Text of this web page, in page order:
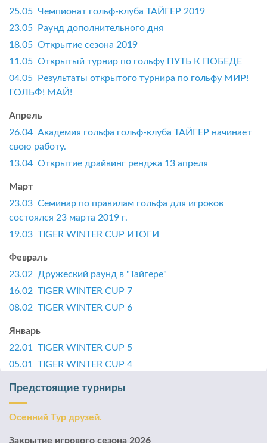
25.05 Чемпионат гольф-клуба ТАЙГЕР 2019
23.05 Раунд дополнительного дня
18.05 Открытие сезона 2019
11.05 Открытый турнир по гольфу ПУТЬ К ПОБЕДЕ
04.05 Результаты открытого турнира по гольфу МИР!
ГОЛЬФ! МАЙ!
Апрель
26.04 Академия гольфа гольф-клуба ТАЙГЕР начинает
свою работу.
13.04 Открытие драйвинг ренджа 13 апреля
Март
23.03 Семинар по правилам гольфа для игроков
состоялся 23 марта 2019 г.
19.03 TIGER WINTER CUP ИТОГИ
Февраль
23.02 Дружеский раунд в "Тайгере"
16.02 TIGER WINTER CUP 7
08.02 TIGER WINTER CUP 6
Январь
22.01 TIGER WINTER CUP 5
05.01 TIGER WINTER CUP 4
Предстоящие турниры
Осенний Тур друзей.
Закрытие игрового сезона 2026